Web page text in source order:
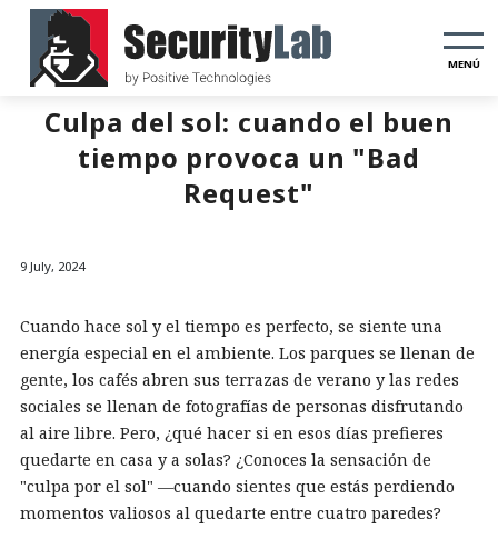
MENÚ
Culpa del sol: cuando el buen
tiempo provoca un "Bad
Request"
9 July, 2024
Cuando hace sol y el tiempo es perfecto, se siente una
energía especial en el ambiente. Los parques se llenan de
gente, los cafés abren sus terrazas de verano y las redes
sociales se llenan de fotografías de personas disfrutando
al aire libre. Pero, ¿qué hacer si en esos días prefieres
quedarte en casa y a solas? ¿Conoces la sensación de
"culpa por el sol" —cuando sientes que estás perdiendo
momentos valiosos al quedarte entre cuatro paredes?